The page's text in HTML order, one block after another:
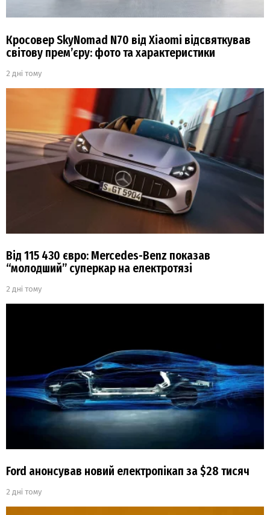
Кросовер SkyNomad N70 від Xiaomi відсвяткував
світову прем’єру: фото та характеристики
2 дні тому
Від 115 430 євро: Mercedes-Benz показав
“молодший” суперкар на електротязі
2 дні тому
Ford анонсував новий електропікап за $28 тисяч
2 дні тому